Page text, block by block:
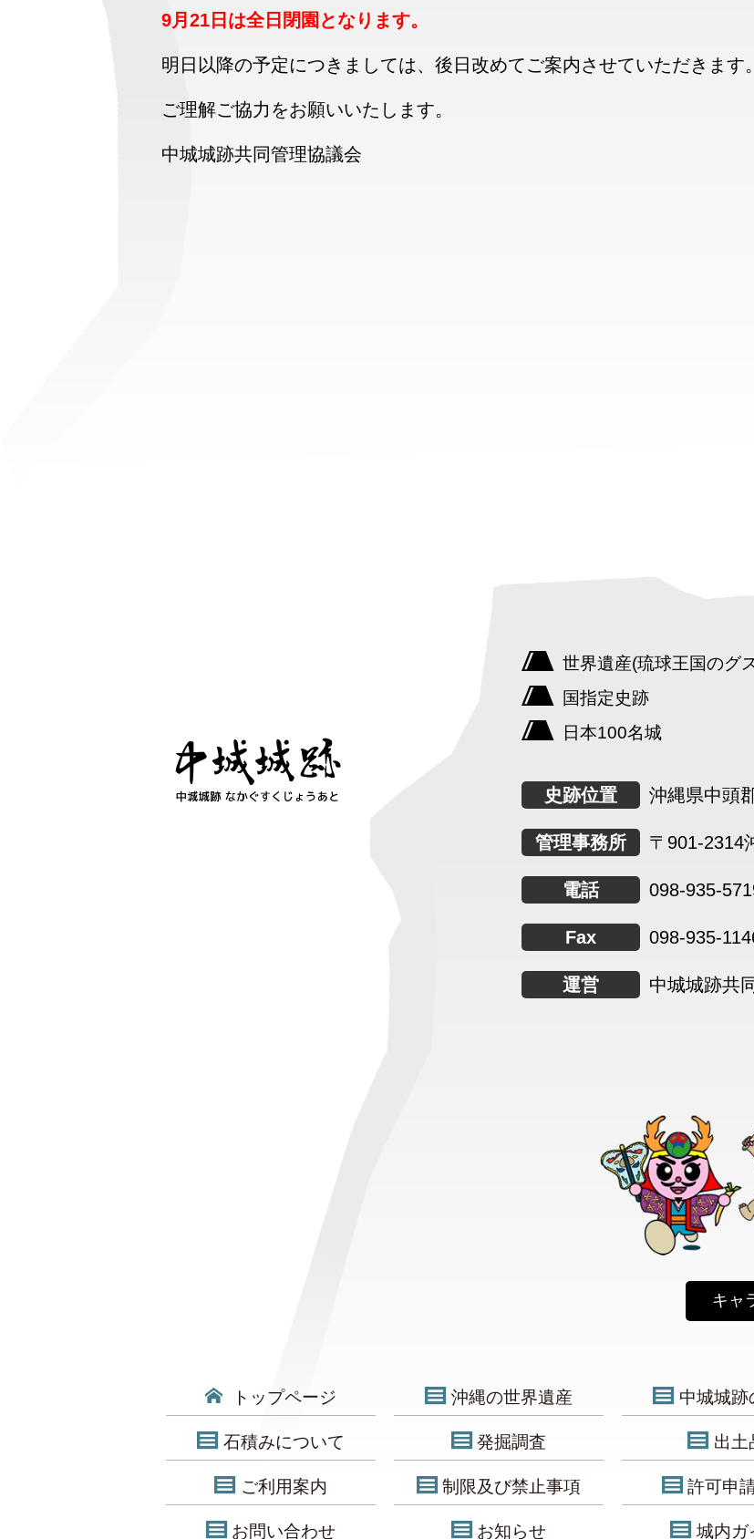
9月21日は全日閉園となります。
明日以降の予定につきましては、後日改めてご案内させていただきます。
ご理解ご協力をお願いいたします。
中城城跡共同管理協議会
世界遺産(琉球王国のグ
国指定史跡
日本100名城
史跡位置 沖縄県中頭
管理事務所 〒901-2314
電話 098-935-
Fax 098-935-
運営 中城城跡共
キャ
トップページ 沖縄の世界遺産 中城城跡
石積みについて 発掘調査 出土
ご利用案内 制限及び禁止事項 許可申
お問い合わせ お知らせ 城内ガ